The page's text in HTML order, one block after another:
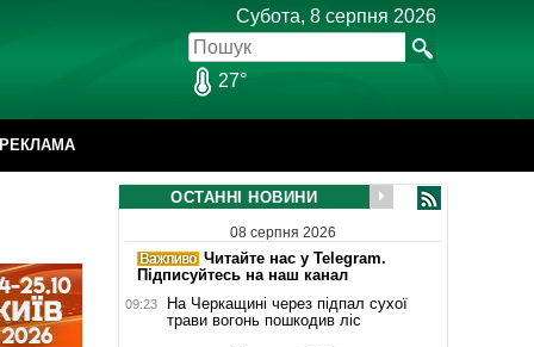
Субота, 8 серпня 2026
27°
РЕКЛАМА
ОСТАННІ НОВИНИ
08 серпня 2026
Читайте нас у Telegram.
Підписуйтесь на наш канал
09:23
На Черкащині через підпал сухої
трави вогонь пошкодив ліс